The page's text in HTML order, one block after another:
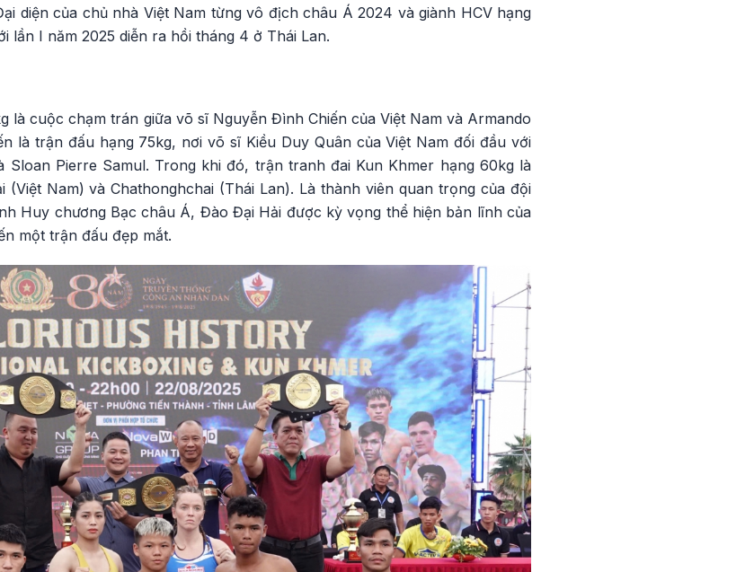
diện của chủ nhà Việt Nam từng vô địch châu Á 2024 và giành HCV hạng
lần I năm 2025 diễn ra hồi tháng 4 ở Thái Lan.
là cuộc chạm trán giữa võ sĩ Nguyễn Đình Chiến của Việt Nam và Armando
là trận đấu hạng 75kg, nơi võ sĩ Kiều Duy Quân của Việt Nam đối đầu với
Sloan Pierre Samul. Trong khi đó, trận tranh đai Kun Khmer hạng 60kg là
Nam) và Chathonghchai (Thái Lan). Là thành viên quan trọng của đội
Huy chương Bạc châu Á, Đào Đại Hải được kỳ vọng thể hiện bản lĩnh của
một trận đấu đẹp mắt.